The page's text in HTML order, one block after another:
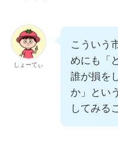
しょーてぃ
こういう
めにも「
誰が損を
か」とい
してみる